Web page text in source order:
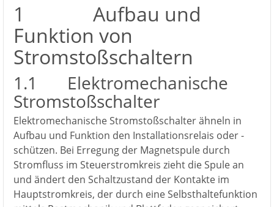
1 Aufbau und
Funktion von
Stromstoßschaltern
1.1 Elektromechanische
Stromstoßschalter
Elektromechanische Stromstoßschalter ähneln in
Aufbau und Funktion den Installationsrelais oder -
schützen. Bei Erregung der Magnetspule durch
Stromfluss im Steuerstromkreis zieht die Spule an
und ändert den Schaltzustand der Kontakte im
Hauptstromkreis, der durch eine Selbsthaltefunktion